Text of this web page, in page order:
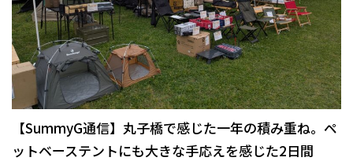
【SummyG通信】丸子橋で感じた一年の積み重ね。ペ
ットベーステントにも大きな手応えを感じた2日間